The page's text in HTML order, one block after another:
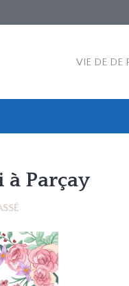
VIE DE DE
à Parçay